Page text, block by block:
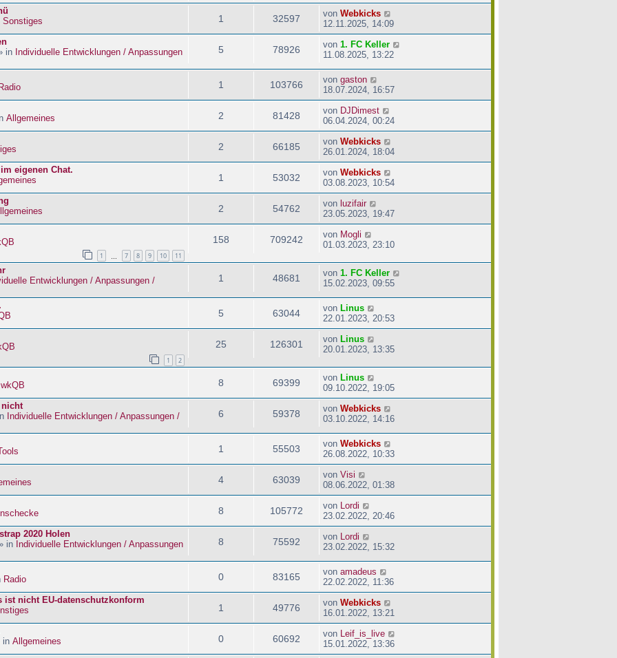
Sonstiges 1 32597 von Webkicks
12.11.2025, 14:09
in Individuelle Entwicklungen / Anpassungen
5 78926 von 1. FC Keller
11.08.2025, 13:22
Radio 1 103766 von gaston
18.07.2024, 16:57
Allgemeines 2 81428 von DJDimest
06.04.2024, 00:24
2 66185 von Webkicks
26.01.2024, 18:04
eigenen Chat.
1 53032 von Webkicks
03.08.2023, 10:54
2 54762 von luzifair
23.05.2023, 19:47
1 7 8 9 10 11
158 709242 von Mogli
01.03.2023, 23:10
Entwicklungen / Anpassungen /
1 48681 von 1. FC Keller
15.02.2023, 09:55
5 63044 von Linus
22.01.2023, 20:53
1 2
25 126301 von Linus
20.01.2023, 13:35
wkQB 8 69399 von Linus
09.10.2022, 19:05
Individuelle Entwicklungen / Anpassungen /
6 59378 von Webkicks
03.10.2022, 14:16
1 55503 von Webkicks
26.08.2022, 10:33
4 63039 von Visi
08.06.2022, 01:38
8 105772 von Lordi
23.02.2022, 20:46
2020 Holen
in Individuelle Entwicklungen / Anpassungen
8 75592 von Lordi
23.02.2022, 15:32
Radio 0 83165 von amadeus
22.02.2022, 11:36
nicht EU-datenschutzkonform
1 49776 von Webkicks
16.01.2022, 13:21
in Allgemeines 0 60692 von Leif_is_live
15.01.2022, 13:36